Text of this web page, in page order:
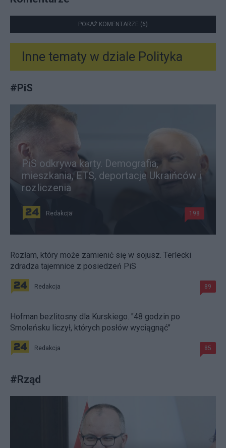
POKAŻ KOMENTARZE (6)
Inne tematy w dziale Polityka
#PiS
PiS odkrywa karty. Demografia,
mieszkania, ETS, deportacje Ukraińców i
rozliczenia
Redakcja 198
Rozłam, który może zamienić się w sojusz. Terlecki
zdradza tajemnice z posiedzeń PiS
Redakcja 89
Hofman bezlitosny dla Kurskiego. "48 godzin po
Smoleńsku liczył, których posłów wyciągnąć"
Redakcja 85
#Rząd